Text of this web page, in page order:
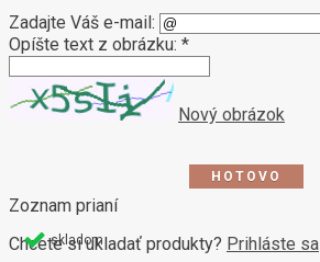
skladom
Zadajte Váš e-mail:
Opíšte text z obrázku: *
Nový obrázok
Zoznam prianí
Chcete si ukladať produkty? Prihláste sa